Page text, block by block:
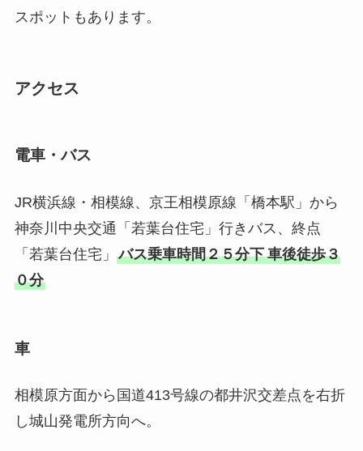
スポットもあります。
アクセス
電車・バス
JR横浜線・相模線、京王相模原線「橋本駅」から
神奈川中央交通「若葉台住宅」行きバス、終点
「若葉台住宅」 バス乗車時間２５分下 車後徒歩３
０分
車
相模原方面から国道413号線の都井沢交差点を右折
し城山発電所方向へ。